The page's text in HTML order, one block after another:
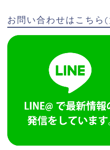
お問い合わせはこちら